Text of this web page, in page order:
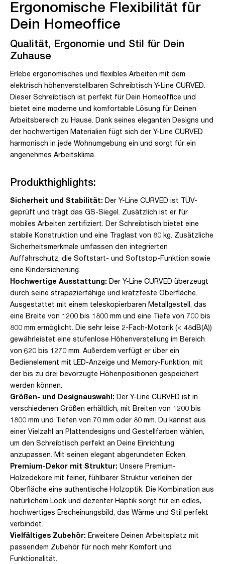
Ergonomische Flexibilität für
Dein Homeoffice
Qualität, Ergonomie und Stil für Dein
Zuhause
Erlebe ergonomisches und flexibles Arbeiten mit dem
elektrisch höhenverstellbaren Schreibtisch Y-Line CURVED.
Dieser Schreibtisch ist perfekt für Dein Homeoffice und
bietet eine moderne und komfortable Lösung für Deinen
Arbeitsbereich zu Hause. Dank seines eleganten Designs und
der hochwertigen Materialien fügt sich der Y-Line CURVED
harmonisch in jede Wohnumgebung ein und sorgt für ein
angenehmes Arbeitsklima.
Produkthighlights:
Sicherheit und Stabilität: Der Y-Line CURVED ist TÜV-
geprüft und trägt das GS-Siegel. Zusätzlich ist er für
mobiles Arbeiten zertifiziert. Der Schreibtisch bietet eine
stabile Konstruktion und eine Traglast von 80 kg. Zusätzliche
Sicherheitsmerkmale umfassen den integrierten
Auffahrschutz, die Softstart- und Softstop-Funktion sowie
eine Kindersicherung.
Hochwertige Ausstattung: Der Y-Line CURVED überzeugt
durch seine strapazierfähige und kratzfeste Oberfläche.
Ausgestattet mit einem teleskopierbaren Metallgestell, das
eine Breite von 1200 bis 1800 mm und eine Tiefe von 700 bis
800 mm ermöglicht. Die sehr leise 2-Fach-Motorik (< 48dB(A))
gewährleistet eine stufenlose Höhenverstellung im Bereich
von 620 bis 1270 mm. Außerdem verfügt er über ein
Bedienelement mit LED-Anzeige und Memory-Funktion, mit
der bis zu drei bevorzugte Höhenpositionen gespeichert
werden können.
Größen- und Designauswahl: Der Y-Line CURVED ist in
verschiedenen Größen erhältlich, mit Breiten von 1200 bis
1800 mm und Tiefen von 70 mm oder 80 mm. Du kannst aus
einer Vielzahl an Plattendesigns und Gestellfarben wählen,
um den Schreibtisch perfekt an Deine Einrichtung
anzupassen. Mit seinen elegant abgerundeten Ecken.
Premium-Dekor mit Struktur: Unsere Premium-
Holzedekore mit feiner, fühlbarer Struktur verleihen der
Oberfläche eine authentische Holzoptik. Die Kombination aus
natürlichem Look und dezenter Haptik sorgt für ein edles,
hochwertiges Erscheinungsbild, das Wärme und Stil perfekt
verbindet.
Vielfältiges Zubehör: Erweitere Deinen Arbeitsplatz mit
passendem Zubehör für noch mehr Komfort und
Funktionalität.